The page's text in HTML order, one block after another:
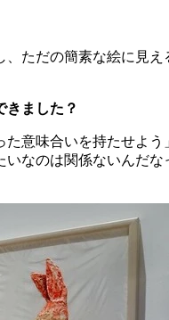
ただの簡素な絵に見
ました？
意味合いを持たせよ
なのは関係ないんだ